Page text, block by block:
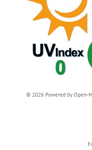
© 2026 Powered by Open-